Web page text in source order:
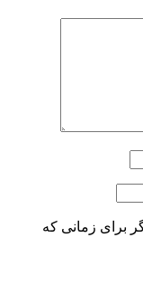
برای زمانی که